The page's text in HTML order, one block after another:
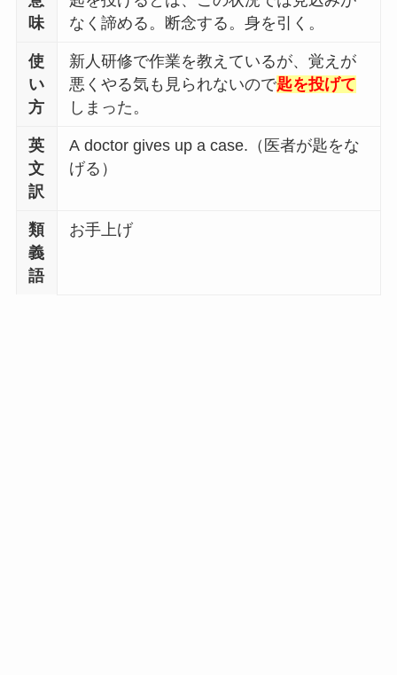
味
なく諦める。断念する。身を引く。
使
い
方
新人研修で作業を教えているが、覚えが
悪くやる気も見られないので匙を投げて
しまった。
英
文
訳
A doctor gives up a case.（医者が匙をな
げる）
類
義
語
お手上げ